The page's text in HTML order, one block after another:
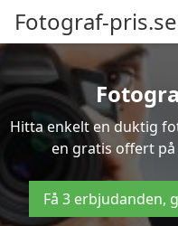
Fotograf-pris.se
Hitta enkelt en duktig
en gratis offert
Få 3 erbjudanden,